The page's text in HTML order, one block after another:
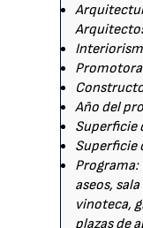
Año del
Superficie
Superficie
aseos,
vinoteca,
plazas de